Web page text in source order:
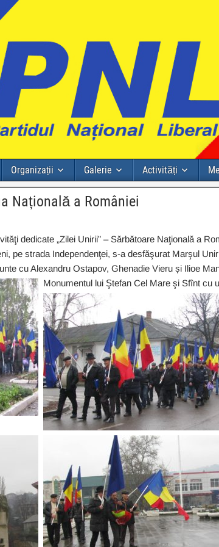
Organizații Galerie Activități
Națională a României
dedicate „Zilei Unirii” – Sărbătoare Naţională a
pe strada Independenţei, s-a desfăşurat Marşul
cu Alexandru Ostapov, Ghenadie Vieru și Ilioe
Monumentul lui Ştefan Cel Mare şi Sfînt cu